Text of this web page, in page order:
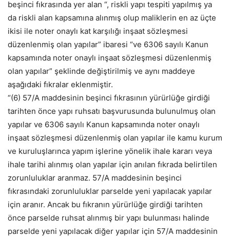
beşinci fıkrasında yer alan “, riskli yapı tespiti yapılmış ya
da riskli alan kapsamına alınmış olup maliklerin en az üçte
ikisi ile noter onaylı kat karşılığı inşaat sözleşmesi
düzenlenmiş olan yapılar” ibaresi “ve 6306 sayılı Kanun
kapsamında noter onaylı inşaat sözleşmesi düzenlenmiş
olan yapılar” şeklinde değiştirilmiş ve aynı maddeye
aşağıdaki fıkralar eklenmiştir.
“(6) 57/A maddesinin beşinci fıkrasının yürürlüğe girdiği
tarihten önce yapı ruhsatı başvurusunda bulunulmuş olan
yapılar ve 6306 sayılı Kanun kapsamında noter onaylı
inşaat sözleşmesi düzenlenmiş olan yapılar ile kamu kurum
ve kuruluşlarınca yapım işlerine yönelik ihale kararı veya
ihale tarihi alınmış olan yapılar için anılan fıkrada belirtilen
zorunluluklar aranmaz. 57/A maddesinin beşinci
fıkrasındaki zorunluluklar parselde yeni yapılacak yapılar
için aranır. Ancak bu fıkranın yürürlüğe girdiği tarihten
önce parselde ruhsat alınmış bir yapı bulunması halinde
parselde yeni yapılacak diğer yapılar için 57/A maddesinin